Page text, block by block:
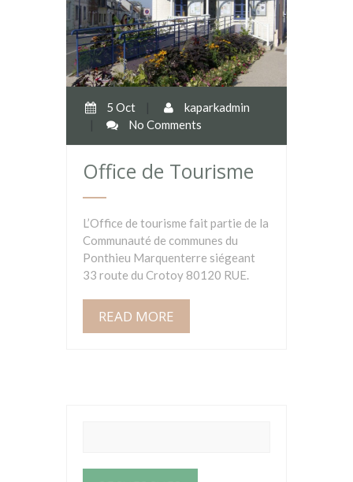
5 Oct
kaparkadmin
No Comments
Office de Tourisme
L’Office de tourisme fait partie de la
Communauté de communes du
Ponthieu Marquenterre siégeant
33 route du Crotoy 80120 RUE.
READ MORE